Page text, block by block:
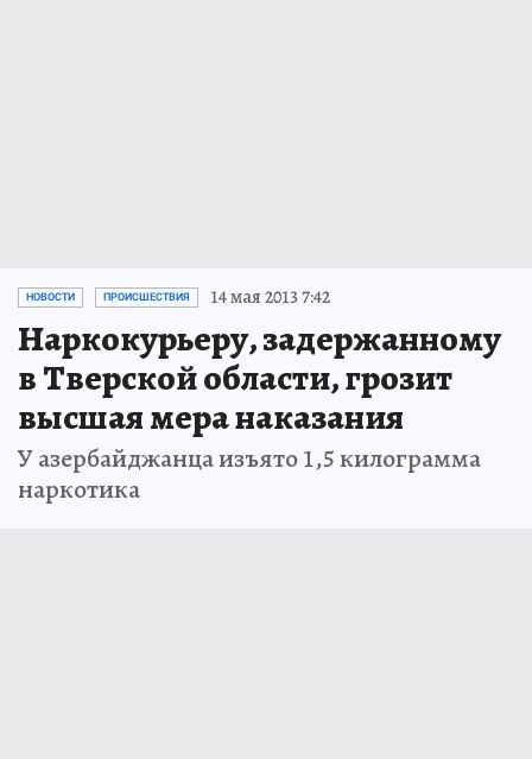
НОВОСТИ ПРОИСШЕСТВИЯ 14 мая 2013 7:42
Наркокурьеру, задержанному
в Тверской области, грозит
высшая мера наказания
У азербайджанца изъято 1,5 килограмма
наркотика